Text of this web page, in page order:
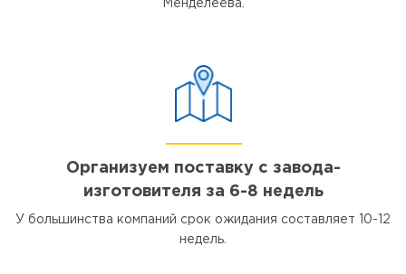
Менделеева.
Организуем поставку с завода-
изготовителя за 6-8 недель
У большинства компаний срок ожидания составляет 10-12
недель.